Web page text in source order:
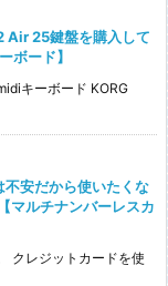
Air 25鍵盤を購入して
ボード】
キーボード KORG
不安だから使いたくな
マルチナンバーレスカ
クレジットカードを使